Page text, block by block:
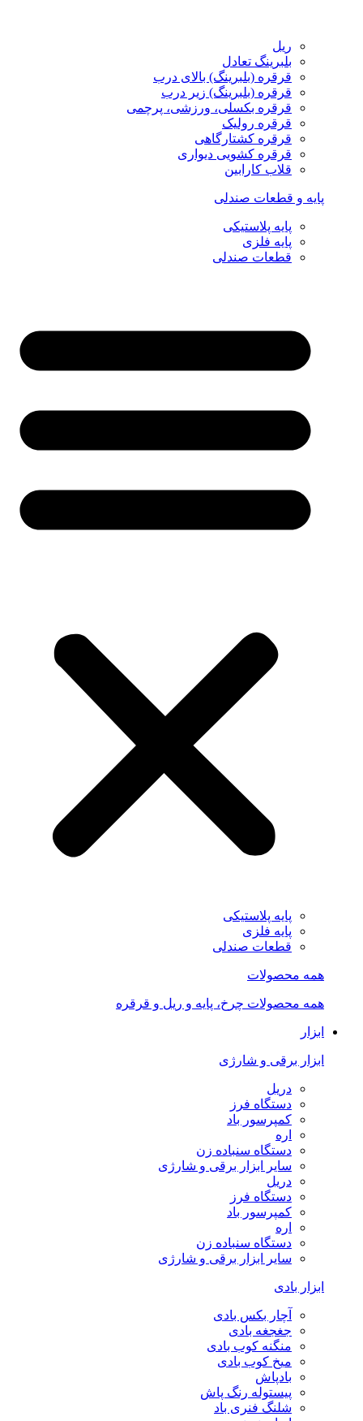
ریل
بلبرینگ تعادل
قرقره (بلبرینگ) بالای درب
قرقره (بلبرینگ) زیر درب
قرقره بکسلی، ورزشی، پرچمی
قرقره رولیک
قرقره کشتارگاهی
قرقره کشویی دیواری
قلاب کارابین
پایه و قطعات صندلی
پایه پلاستیکی
پایه فلزی
قطعات صندلی
پایه پلاستیکی
پایه فلزی
قطعات صندلی
همه محصولات
همه محصولات چرخ، پایه و ریل و قرقره
ابزار
ابزار برقی و شارژی
دریل
دستگاه فرز
کمپرسور باد
اره
دستگاه سنباده زن
سایر ابزار برقی و شارژی
دریل
دستگاه فرز
کمپرسور باد
اره
دستگاه سنباده زن
سایر ابزار برقی و شارژی
ابزار بادی
آچار بکس بادی
جغجغه بادی
منگنه کوب بادی
میخ کوب بادی
بادپاش
پیستوله رنگ پاش
شلنگ فنری باد